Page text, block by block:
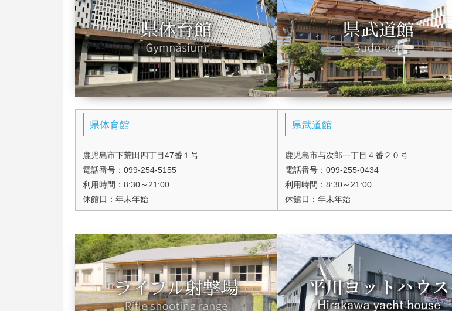
県体育館
鹿児島市下荒田四丁目47番１号
電話番号：099-254-5155
利用時間：8:30～21:00
休館日：年末年始
県武道館
鹿児島市与次郎一丁目４番２０号
電話番号：099-255-0434
利用時間：8:30～21:00
休館日：年末年始